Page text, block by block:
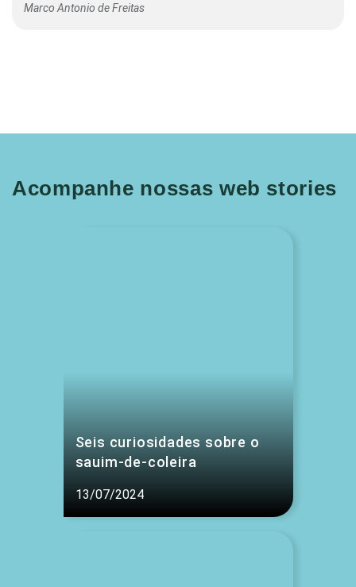
Marco Antonio de Freitas
Acompanhe nossas web stories
Seis curiosidades sobre o
sauim-de-coleira
13/07/2024